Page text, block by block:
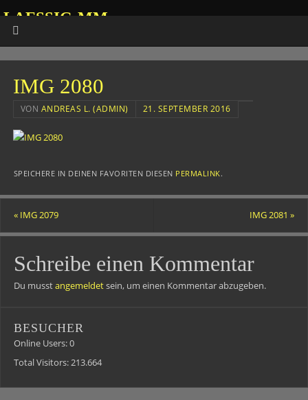
LAESSIG-MM
IMG 2080
VON ANDREAS L. (ADMIN) 21. SEPTEMBER 2016
SPEICHERE IN DEINEN FAVORITEN DIESEN PERMALINK.
«IMG 2079 IMG 2081»
Schreibe einen Kommentar
Du musstangemeldetsein, um einen Kommentar abzugeben.
BESUCHER
Online Users:0
Total Visitors:213.664